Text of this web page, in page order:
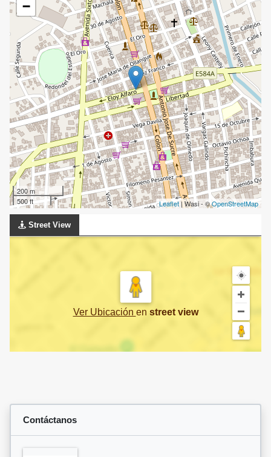
−
200 m
500 ft
Leaflet| Wasi - ©OpenStreetMap
Street View
Ver Ubicación en street view
Contáctanos